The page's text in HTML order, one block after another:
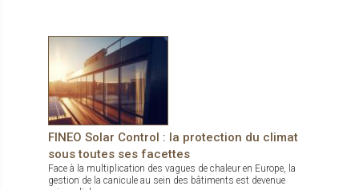
des espaces de faible encombrement, est disponible en 7
coloris et 2 largeurs de 180 et 240 cm
FINEO Solar Control : la protection du climat
sous toutes ses facettes
Face à la multiplication des vagues de chaleur en Europe, la
gestion de la canicule au sein des bâtiments est devenue